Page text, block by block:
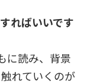
ればいいです
に読み、背景
れていくのが